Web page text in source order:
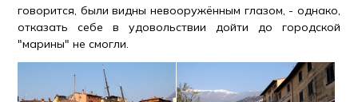
говорится, были видны невооружённым глазом, - однако,
отказать себе в удовольствии дойти до городской
"марины" не смогли.